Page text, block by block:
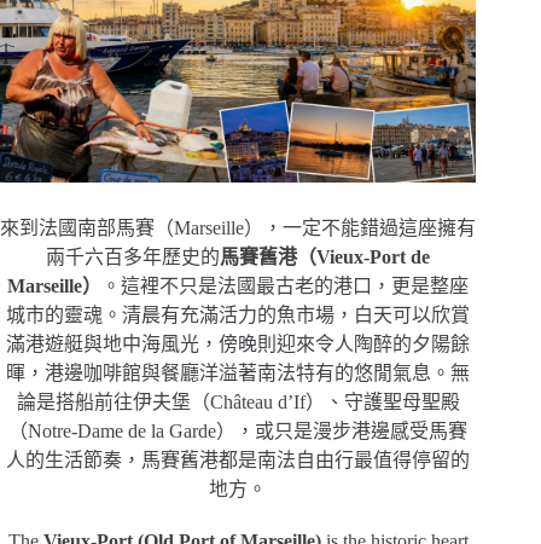
來到法國南部馬賽（Marseille），一定不能錯過這座擁有
兩千六百多年歷史的馬賽舊港（Vieux-Port de
Marseille）
。這裡不只是法國最古老的港口，更是整座
城市的靈魂。清晨有充滿活力的魚市場，白天可以欣賞
滿港遊艇與地中海風光，傍晚則迎來令人陶醉的夕陽餘
暉，港邊咖啡館與餐廳洋溢著南法特有的悠閒氣息。無
論是搭船前往伊夫堡（Château d’If）、守護聖母聖殿
（Notre-Dame de la Garde），或只是漫步港邊感受馬賽
人的生活節奏，馬賽舊港都是南法自由行最值得停留的
地方。